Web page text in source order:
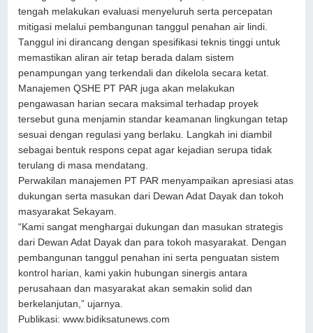
tengah melakukan evaluasi menyeluruh serta percepatan
mitigasi melalui pembangunan tanggul penahan air lindi.
Tanggul ini dirancang dengan spesifikasi teknis tinggi untuk
memastikan aliran air tetap berada dalam sistem
penampungan yang terkendali dan dikelola secara ketat.
Manajemen QSHE PT PAR juga akan melakukan
pengawasan harian secara maksimal terhadap proyek
tersebut guna menjamin standar keamanan lingkungan tetap
sesuai dengan regulasi yang berlaku. Langkah ini diambil
sebagai bentuk respons cepat agar kejadian serupa tidak
terulang di masa mendatang.
Perwakilan manajemen PT PAR menyampaikan apresiasi atas
dukungan serta masukan dari Dewan Adat Dayak dan tokoh
masyarakat Sekayam.
“Kami sangat menghargai dukungan dan masukan strategis
dari Dewan Adat Dayak dan para tokoh masyarakat. Dengan
pembangunan tanggul penahan ini serta penguatan sistem
kontrol harian, kami yakin hubungan sinergis antara
perusahaan dan masyarakat akan semakin solid dan
berkelanjutan,” ujarnya.
Publikasi: www.bidiksatunews.com⁠